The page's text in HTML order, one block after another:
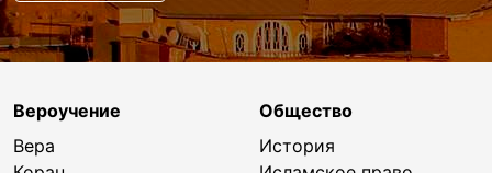
Вероучение
Вера
Общество
История